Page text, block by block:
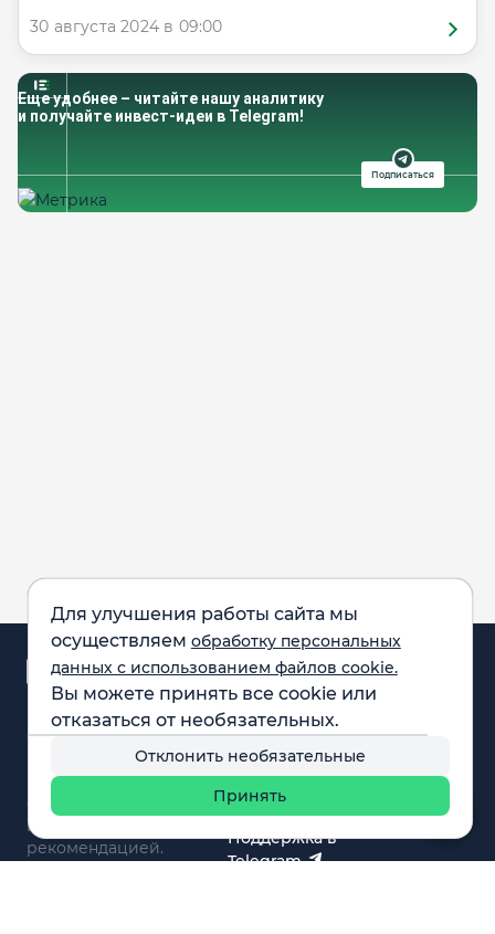
Для улучшения работы сайта мы
осуществляем обработку персональных
данных с использованием файлов cookie.
Вы можете принять все cookie или
отказаться от необязательных.
Отклонить необязательные
Принять
30 августа 2024 в 09:00
Еще удобнее – читайте нашу аналитику
и получайте инвест-идеи в Telegram!
Подписаться
Обращаем внимание:
все материалы,
представленные на
сайте, не являются
инвестиционной
рекомендацией.
Аналитика и
новости
Карта рынка
Компании
F.A.Q.
Обучение
Вебинары
О нас
Поддержка в
Telegram